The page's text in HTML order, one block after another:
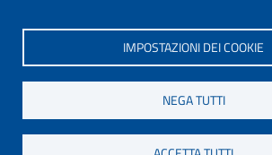
IMPOSTAZIONI DEI COOKIE
NEGA TUTTI
aaadip@uniss.it